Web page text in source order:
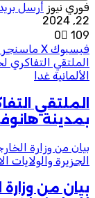
فوري نيوز أرسل
22, 2024
0
109
فيسبوك ‫X ماسنجر
الملتقي
الألمانية غدا
الملتقي
بمدينة
بيان من وزارة
الجزيرة والولايات
بيان من